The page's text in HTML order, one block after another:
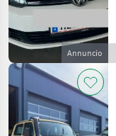
Annuncio